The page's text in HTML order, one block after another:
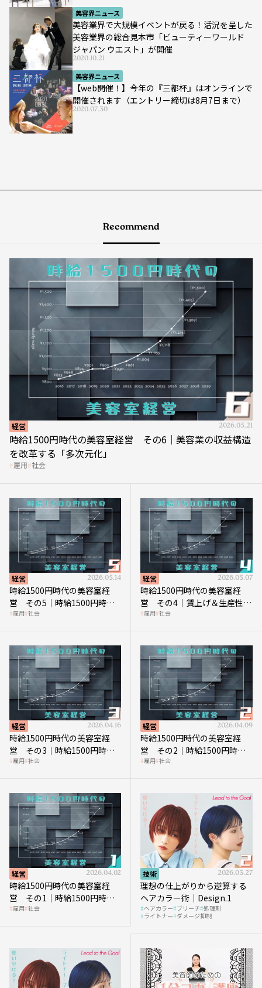
美容界ニュース
美容業界で大規模イベントが戻る！活況を呈した
美容業界の総合見本市「ビューティーワールド
ジャパン ウエスト」が開催
2020.10.21
美容界ニュース
【web開催！】今年の『三都杯』はオンラインで
開催されます（エントリー締切は8月7日まで）
2020.07.30
Recommend
経営 2026.05.21
時給1500円時代の美容室経営 その6｜美容業の収益構造
を改革する「多次元化」
雇用 社会
経営 2026.05.14
時給1500円時代の美容室経
営 その5｜時給1500円時代
の到来は美容業の収益構造を
雇用 社会
経営 2026.05.07
時給1500円時代の美容室経
営 その4｜賃上げ＆生産性向
上につなげる賢い助成金活用
雇用 社会
経営 2026.04.16
時給1500円時代の美容室経
営 その3｜時給1500円時
代、美容業はどのような影響
雇用 社会
経営 2026.04.09
時給1500円時代の美容室経
営 その2｜時給1500円時代
に支払う給与はいくらなのか
雇用 社会
経営 2026.04.02
時給1500円時代の美容室経
営 その1｜時給1500円時代
へ向かう社会的背景
雇用 社会
技術 2026.03.27
理想の仕上がりから逆算する
ヘアカラー術｜Design.1
ヘアカラー ブリーチ 処理剤
ライトナー ダメージ抑制